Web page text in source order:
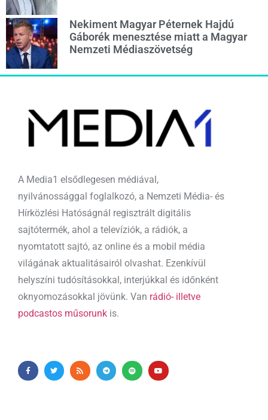
Nekiment Magyar Péternek Hajdú
Gáborék menesztése miatt a Magyar
Nemzeti Médiaszövetség
A Media1 elsődlegesen médiával,
nyilvánossággal foglalkozó, a Nemzeti Média- és
Hírközlési Hatóságnál regisztrált digitális
sajtótermék, ahol a televíziók, a rádiók, a
nyomtatott sajtó, az online és a mobil média
világának aktualitásairól olvashat. Ezenkívül
helyszíni tudósításokkal, interjúkkal és időnként
oknyomozásokkal jövünk. Van rádió- illetve
podcastos műsorunk is.